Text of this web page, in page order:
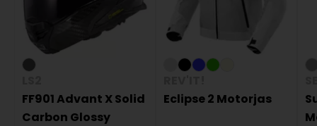
FF901 Advant X Solid
Carbon Glossy
Eclipse 2 Motorjas